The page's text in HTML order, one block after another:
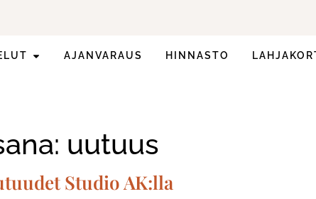
AJANVARAUS HINNASTO
uutuus
Studio AK:lla